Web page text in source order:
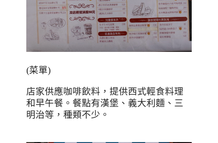
(菜單)
店家供應咖啡飲料，提供西式輕食料理
和早午餐。餐點有漢堡、義大利麵、三
明治等，種類不少。